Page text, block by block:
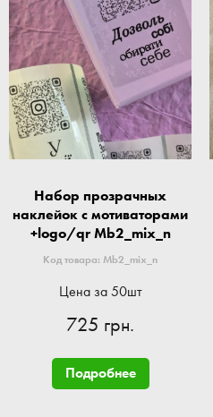
Набор прозрачных
наклейок с мотиваторами
+logo/qr Mb2_mix_n
Код товара: Mb2_mix_n
Цена за 50шт
725 грн.
Подробнее